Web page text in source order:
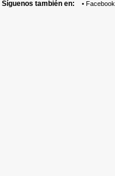
Síguenos también en: • Facebook